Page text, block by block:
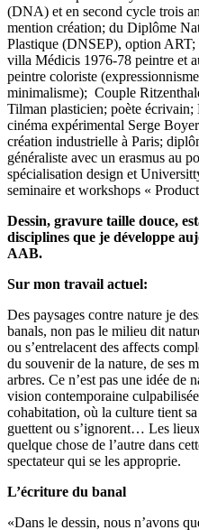
(DNA) et en second cycle trois
mention création; du Diplôme
Plastique (DNSEP), option
villa Médicis 1976-78 peintre et
peintre coloriste
minimalisme); Couple
Tilman plasticien; poète
cinéma expérimental Serge
création industrielle à Paris;
généraliste avec un erasmus au
spécialisation design et
seminaire et workshops «
Dessin, gravure taille douce,
disciplines que je développe
AAB.
Sur mon travail actuel:
Des paysages contre nature je
banals, non pas le milieu dit
ou s’entrelacent des affects
du souvenir de la nature, de ses
arbres. Ce n’est pas une idée de
vision contemporaine
cohabitation, où la culture tient
guettent ou s’ignorent… Les
quelque chose de l’autre dans
spectateur qui se les approprie.
L’écriture du banal
«Dans le dessin, nous n’avons